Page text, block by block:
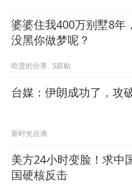
婆婆住我400万别墅8年
没黑你做梦呢？
吃货的分享 5跟贴
台媒：伊朗成功了，攻
新时光点滴
美方24小时变脸！求中
国硬核反击